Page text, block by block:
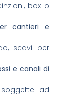
box o
cantieri e
scavi per
e canali di
ad